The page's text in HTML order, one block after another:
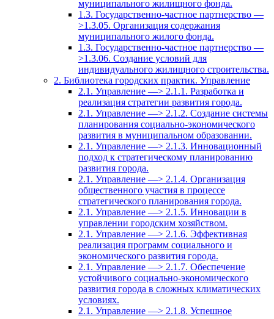
муниципального жилищного фонда.
1.3. Государственно-частное партнерство —
>1.3.05. Организация содержания
муниципального жилого фонда.
1.3. Государственно-частное партнерство —
>1.3.06. Создание условий для
индивидуального жилищного строительства.
2. Библиотека городских практик. Управление
2.1. Управление —> 2.1.1. Разработка и
реализация стратегии развития города.
2.1. Управление —> 2.1.2. Создание системы
планирования социально-экономического
развития в муниципальном образовании.
2.1. Управление —> 2.1.3. Инновационный
подход к стратегическому планированию
развития города.
2.1. Управление —> 2.1.4. Организация
общественного участия в процессе
стратегического планирования города.
2.1. Управление —> 2.1.5. Инновации в
управлении городским хозяйством.
2.1. Управление —> 2.1.6. Эффективная
реализация программ социального и
экономического развития города.
2.1. Управление —> 2.1.7. Обеспечение
устойчивого социально-экономического
развития города в сложных климатических
условиях.
2.1. Управление —> 2.1.8. Успешное